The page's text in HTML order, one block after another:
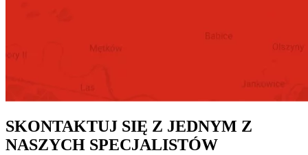
SKONTAKTUJ SIĘ Z JEDNYM Z
NASZYCH SPECJALISTÓW